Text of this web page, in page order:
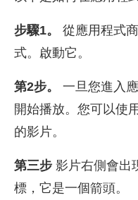
步驟1。
從應用程式
式。啟動它。
第2步。
一旦您進入
開始播放。您可以使
的影片。
第三步 影片右側會出
標，它是一個箭頭。